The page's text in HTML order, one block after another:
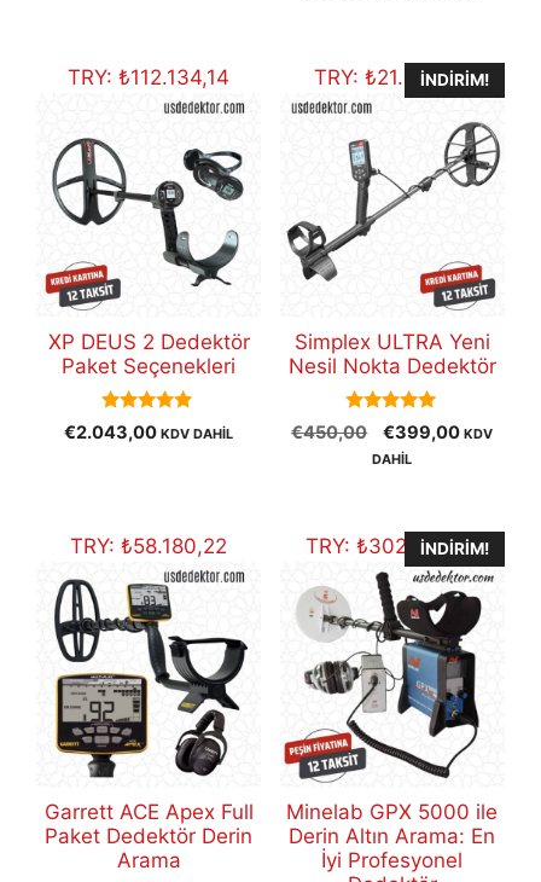
€30.800,00.
TRY:₺112.134,14
XP DEUS 2 Dedektör
Paket Seçenekleri
5.00
out of 5
€2.043,00 KDV DAHİL
TRY: ₺21.899,91
İNDIRIM!
Simplex ULTRA Yeni
Nesil Nokta Dedektör
5.00
out of 5
€450,00
Orijinal
fiyat:
€399,00Şu
KDV
DAHİL
TRY:₺58.180,22
Garrett ACE Apex Full
Paket Dedektör Derin
Arama
TRY: ₺302.427,37
İNDIRIM!
Minelab GPX 5000 ile
Derin Altın Arama: En
İyi Profesyonel